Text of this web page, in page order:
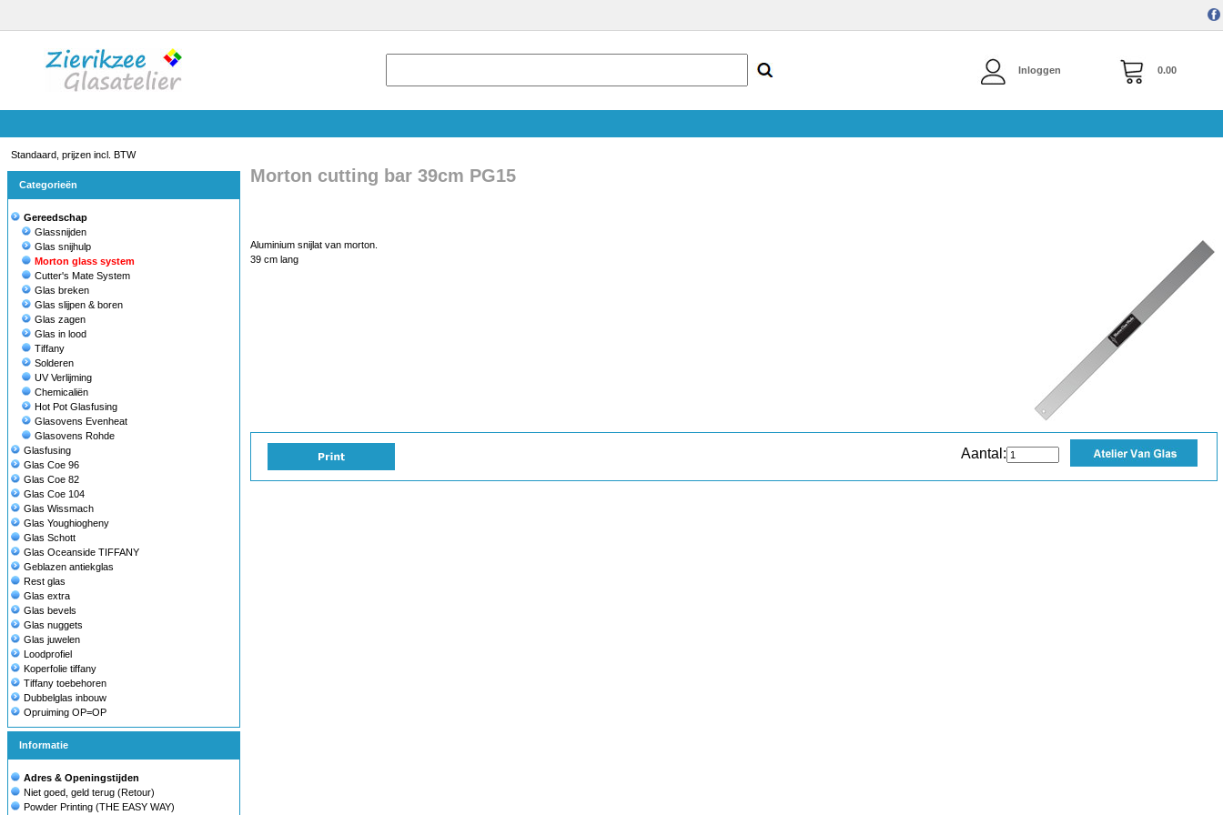
Inloggen 0.00
Standaard, prijzen incl. BTW
Categorieën
Gereedschap
Glassnijden
Glas snijhulp
Morton glass system
Cutter's Mate System
Glas breken
Glas slijpen & boren
Glas zagen
Glas in lood
Tiffany
Solderen
UV Verlijming
Chemicaliën
Hot Pot Glasfusing
Glasovens Evenheat
Glasovens Rohde
Glasfusing
Glas Coe 96
Glas Coe 82
Glas Coe 104
Glas Wissmach
Glas Youghiogheny
Glas Schott
Glas Oceanside TIFFANY
Geblazen antiekglas
Rest glas
Glas extra
Glas bevels
Glas nuggets
Glas juwelen
Loodprofiel
Koperfolie tiffany
Tiffany toebehoren
Dubbelglas inbouw
Opruiming OP=OP
Informatie
Adres & Openingstijden
Niet goed, geld terug (Retour)
Powder Printing (THE EASY WAY)
Morton cutting bar 39cm PG15
Aluminium snijlat van morton.
39 cm lang
Aantal: